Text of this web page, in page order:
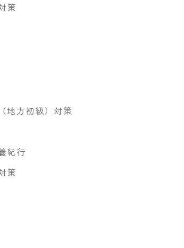
策
地方初級）対策
紀行
策